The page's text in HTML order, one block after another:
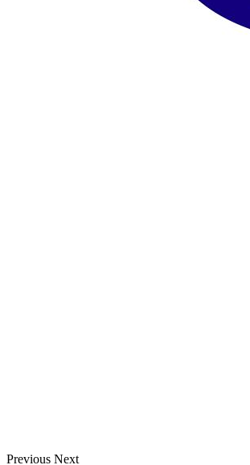
Previous Next